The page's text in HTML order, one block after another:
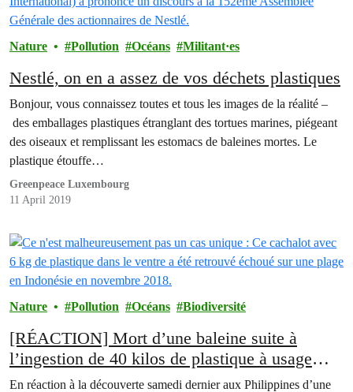
Nature Pollution Océans Militant·es
Nestlé, on en a assez de vos déchets plastiques
Bonjour, vous connaissez toutes et tous les images de la réalité –
des emballages plastiques étranglant des tortues marines, piégeant
des oiseaux et remplissant les estomacs de baleines mortes. Le
plastique étouffe…
Greenpeace Luxembourg
11 April 2019
Nature Pollution Océans Biodiversité
[RÉACTION] Mort d’une baleine suite à
l’ingestion de 40 kilos de plastique à usage
unique
En réaction à la découverte samedi dernier aux Philippines d’une